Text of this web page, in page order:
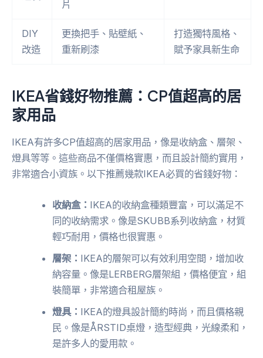
片
DIY
改造
更換把手、貼壁紙、
重新刷漆
打造獨特風格、
賦予家具新生命
IKEA省錢好物推薦：CP值超高的居
家用品
IKEA有許多CP值超高的居家用品，像是收納盒、層架、
燈具等等。這些商品不僅價格實惠，而且設計簡約實用，
非常適合小資族。以下推薦幾款IKEA必買的省錢好物：
收納盒： IKEA的收納盒種類豐富，可以滿足不
同的收納需求。像是SKUBB系列收納盒，材質
輕巧耐用，價格也很實惠。
層架： IKEA的層架可以有效利用空間，增加收
納容量。像是LERBERG層架組，價格便宜，組
裝簡單，非常適合租屋族。
燈具： IKEA的燈具設計簡約時尚，而且價格親
民。像是ÅRSTID桌燈，造型經典，光線柔和，
是許多人的愛用款。